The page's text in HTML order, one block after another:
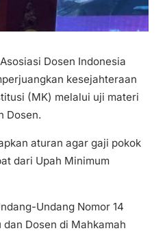
Dosen Indonesia
kesejahteraan
(MK) melalui uji materi
Dosen.
aturan agar gaji pokok
dari Upah Minimum
Undang Nomor 14
Dosen di Mahkamah